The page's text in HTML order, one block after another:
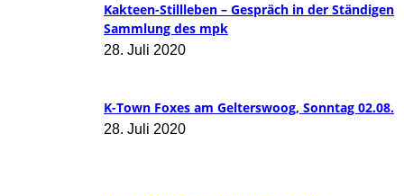
Kakteen-Stillleben – Gespräch in der Ständigen
Sammlung des mpk
28. Juli 2020
K-Town Foxes am Gelterswoog, Sonntag 02.08.
28. Juli 2020